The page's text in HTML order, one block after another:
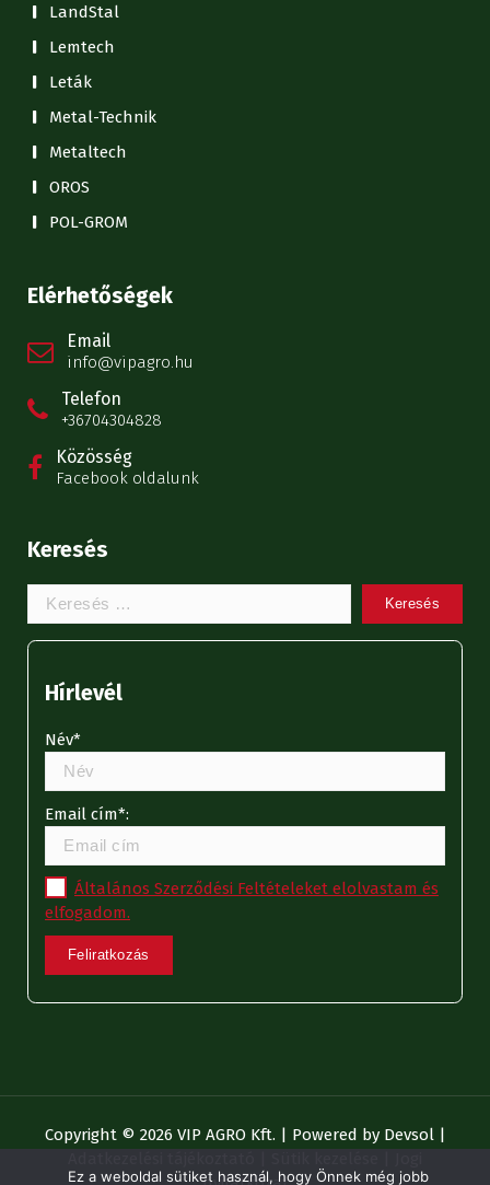
LandStal
Lemtech
Leták
Metal-Technik
Metaltech
OROS
POL-GROM
Elérhetőségek
Email
info@vipagro.hu
Telefon
+36704304828
Közösség
Facebook oldalunk
Keresés
Keresem:
Hírlevél
Név*
Email cím*:
Általános Szerződési Feltételeket elolvastam és
elfogadom.
Copyright © 2026 VIP AGRO Kft. | Powered by Devsol |
Ez a weboldal sütiket használ, hogy Önnek még jobb